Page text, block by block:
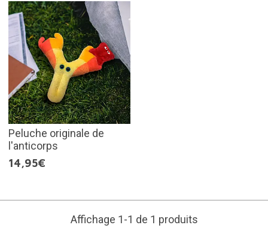
Peluche originale de
l'anticorps
14,95€
Affichage 1-1 de 1 produits